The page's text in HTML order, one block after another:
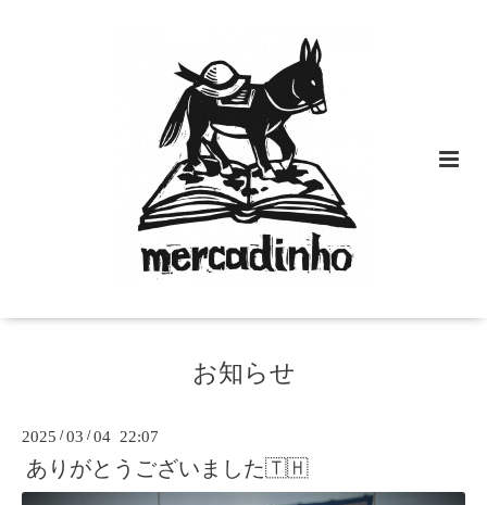
お知らせ
2025 /03 /04 22:07
ありがとうございました🇹🇭